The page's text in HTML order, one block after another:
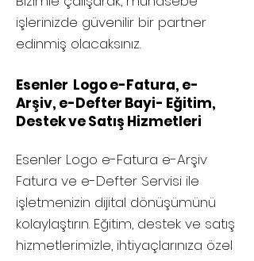
işlerinizde güvenilir bir partner
edinmiş olacaksınız.
Esenler Logo e-Fatura, e-
Arşiv, e-Defter Bayi- Eğitim,
Destek ve Satış Hizmetleri
Esenler Logo e-Fatura e-Arşiv
Fatura ve e-Defter Servisi ile
işletmenizin dijital dönüşümünü
kolaylaştırın. Eğitim, destek ve satış
hizmetlerimizle, ihtiyaçlarınıza özel